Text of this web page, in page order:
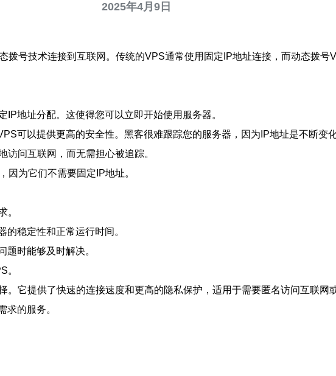
2025年4月9日
拨号技术连接到互联网。传统的VPS通常使用固定IP地址连接，而动态拨
地址分配。这使得您可以立即开始使用服务器。
可以提供更高的安全性。黑客很难跟踪您的服务器，因为IP地址是不断变化
问互联网，而无需担心被追踪。
因为它们不需要固定IP地址。
。
稳定性和正常运行时间。
时能够及时解决。
。
它提供了快速的连接速度和更高的隐私保护，适用于需要匿名访问互联
求的服务。